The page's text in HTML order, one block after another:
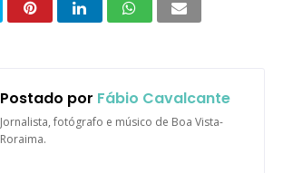
Postado por Fábio Cavalcante
Jornalista, fotógrafo e músico de Boa Vista-
Roraima.